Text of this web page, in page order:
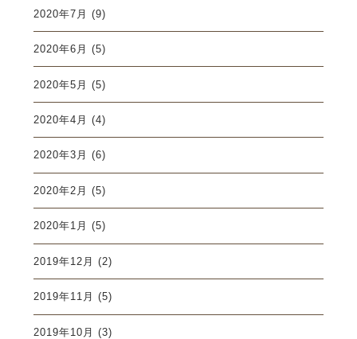
2020年7月 (9)
2020年6月 (5)
2020年5月 (5)
2020年4月 (4)
2020年3月 (6)
2020年2月 (5)
2020年1月 (5)
2019年12月 (2)
2019年11月 (5)
2019年10月 (3)